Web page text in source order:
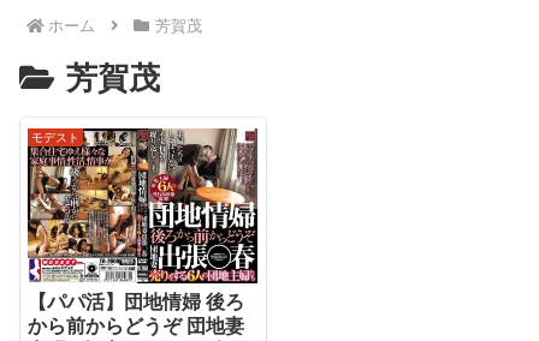
ホーム 芳賀茂
芳賀茂
モデスト
【パパ活】団地情婦 後ろ
から前からどうぞ 団地妻